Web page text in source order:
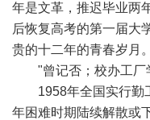
年是文革，推迟毕业两
后恢复高考的第一届大
贵的十二年的青春岁月。
"曾记否；校办工厂
1958年全国实行勤
年困难时期陆续解散或